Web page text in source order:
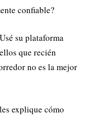
confiable?
su plataforma
que recién
no es la mejor
explique cómo